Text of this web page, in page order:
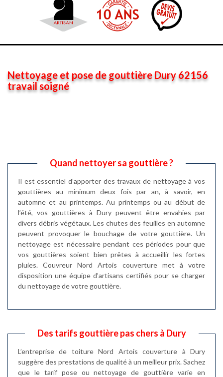
Nettoyage et pose de gouttière Dury 62156
travail soigné
Quand nettoyer sa gouttière ?
Il est essentiel d’apporter des travaux de nettoyage à vos
gouttières au minimum deux fois par an, à savoir, en
automne et au printemps. Au printemps ou au début de
l’été, vos gouttières à Dury peuvent être envahies par
divers débris végétaux. Les chutes des feuilles en automne
peuvent provoquer le bouchage de votre gouttière. Un
nettoyage est nécessaire pendant ces périodes pour que
vos gouttières soient bien prêtes à accueillir les fortes
pluies. Couvreur Nord Artois couverture met à votre
disposition une équipe d’artisans certifiés pour se charger
du nettoyage de votre gouttière.
Des tarifs gouttière pas chers à Dury
L’entreprise de toiture Nord Artois couverture à Dury
suggère des prestations de qualité à un meilleur prix. Sachez
que le tarif pose ou nettoyage de gouttière varie en